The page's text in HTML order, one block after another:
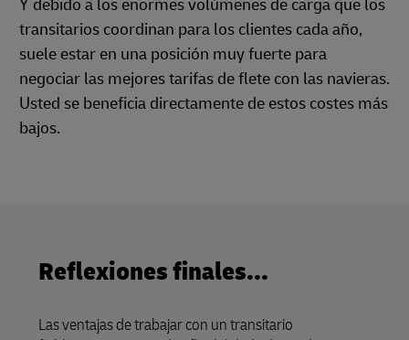
Y debido a los enormes volúmenes de carga que los
transitarios coordinan para los clientes cada año,
suele estar en una posición muy fuerte para
negociar las mejores tarifas de flete con las navieras.
Usted se beneficia directamente de estos costes más
bajos.
Reflexiones finales...
Las ventajas de trabajar con un transitario